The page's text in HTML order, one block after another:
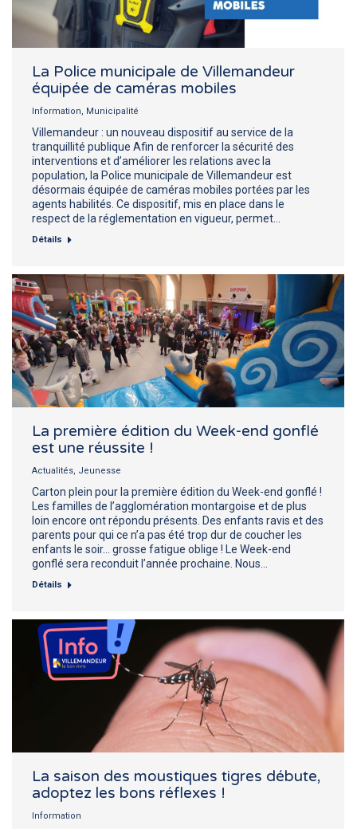
La Police municipale de Villemandeur
équipée de caméras mobiles
Information, Municipalité
Villemandeur : un nouveau dispositif au service de la
tranquillité publique Afin de renforcer la sécurité des
interventions et d’améliorer les relations avec la
population, la Police municipale de Villemandeur est
désormais équipée de caméras mobiles portées par les
agents habilités. Ce dispositif, mis en place dans le
respect de la réglementation en vigueur, permet…
Détails
La première édition du Week-end gonflé
est une réussite !
Actualités, Jeunesse
Carton plein pour la première édition du Week-end gonflé !
Les familles de l’agglomération montargoise et de plus
loin encore ont répondu présents. Des enfants ravis et des
parents pour qui ce n’a pas été trop dur de coucher les
enfants le soir… grosse fatigue oblige ! Le Week-end
gonflé sera reconduit l’année prochaine. Nous…
Détails
La saison des moustiques tigres débute,
adoptez les bons réflexes !
Information